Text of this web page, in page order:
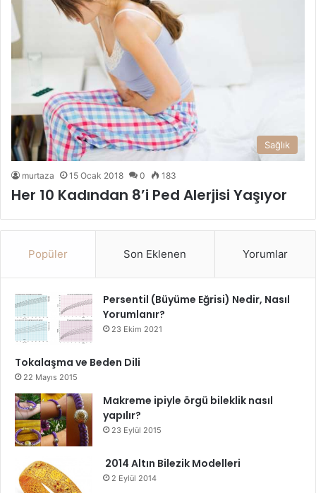
Sağlık
murtaza 15 Ocak 2018 0 183
Her 10 Kadından 8’i Ped Alerjisi Yaşıyor
Popüler Son Eklenen Yorumlar
Persentil (Büyüme Eğrisi) Nedir, Nasıl
Yorumlanır?
23 Ekim 2021
Tokalaşma ve Beden Dili
22 Mayıs 2015
Makreme ipiyle örgü bileklik nasıl
yapılır?
23 Eylül 2015
2014 Altın Bilezik Modelleri
2 Eylül 2014